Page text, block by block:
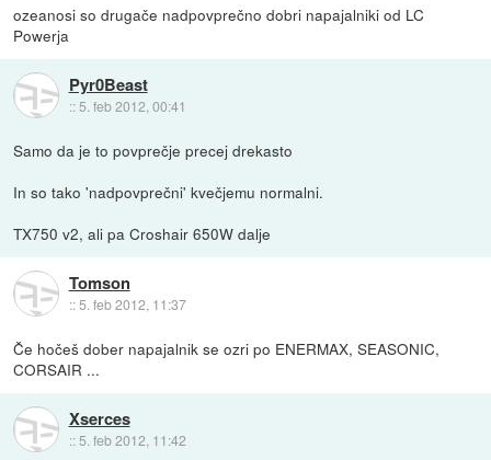
ozeanosi so drugače nadpovprečno dobri napajalniki od LC
Powerja
Pyr0Beast
:: 5. feb 2012, 00:41
Samo da je to povprečje precej drekasto
In so tako 'nadpovprečni' kvečjemu normalni.
TX750 v2, ali pa Croshair 650W dalje
Tomson
::5. feb 2012, 11:37
Če hočeš dober napajalnik se ozri po ENERMAX, SEASONIC,
CORSAIR ...
Xserces
:: 5. feb 2012, 11:42